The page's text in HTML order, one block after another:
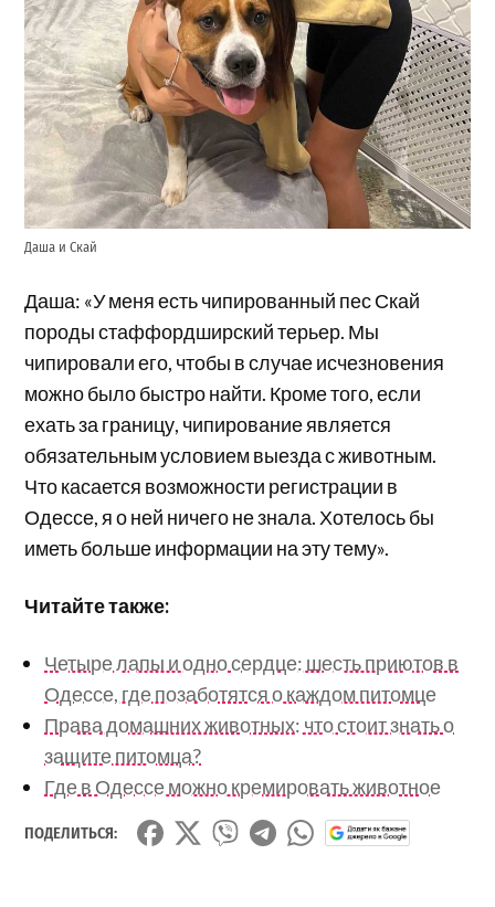
Даша и Скай
Даша: «У меня есть чипированный пес Скай
породы стаффордширский терьер. Мы
чипировали его, чтобы в случае исчезновения
можно было быстро найти. Кроме того, если
ехать за границу, чипирование является
обязательным условием выезда с животным.
Что касается возможности регистрации в
Одессе, я о ней ничего не знала. Хотелось бы
иметь больше информации на эту тему».
Читайте также:
Четыре лапы и одно сердце: шесть приютов в
Одессе, где позаботятся о каждом питомце
Права домашних животных: что стоит знать о
защите питомца?
Где в Одессе можно кремировать животное
ПОДЕЛИТЬСЯ: